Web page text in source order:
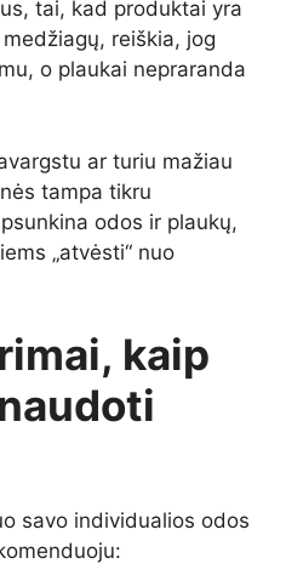
tai, kad produktai yra
reiškia, jog
o plaukai nepraranda
ar turiu mažiau
tampa tikru
odos ir plaukų,
„atvėsti“ nuo
kaip
savo individualios odos